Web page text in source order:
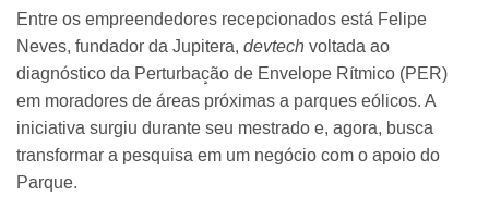
Entre os empreendedores recepcionados está Felipe
Neves, fundador da Jupitera, devtech voltada ao
diagnóstico da Perturbação de Envelope Rítmico (PER)
em moradores de áreas próximas a parques eólicos. A
iniciativa surgiu durante seu mestrado e, agora, busca
transformar a pesquisa em um negócio com o apoio do
Parque.